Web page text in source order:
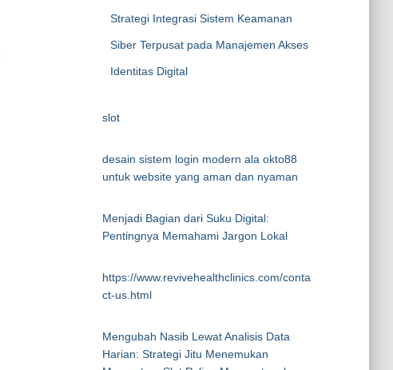
Strategi Integrasi Sistem Keamanan
Siber Terpusat pada Manajemen Akses
Identitas Digital
slot
desain sistem login modern ala okto88
untuk website yang aman dan nyaman
Menjadi Bagian dari Suku Digital:
Pentingnya Memahami Jargon Lokal
https://www.revivehealthclinics.com/conta
ct-us.html
Mengubah Nasib Lewat Analisis Data
Harian: Strategi Jitu Menemukan